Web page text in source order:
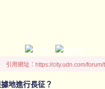
引用網址：https://city.udn.com/
地進行長征？